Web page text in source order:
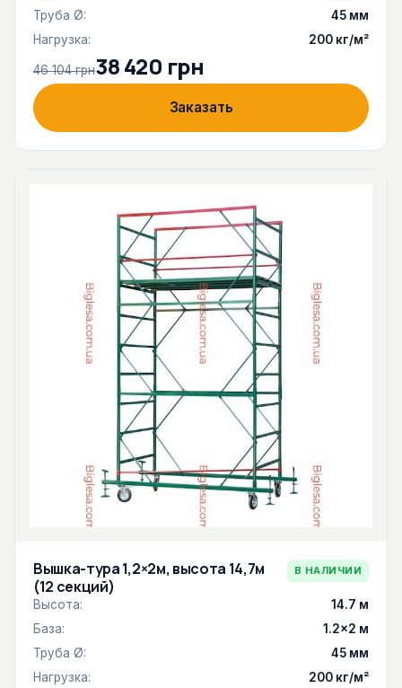
Труба Ø:
45 мм
Нагрузка:
200 кг/м²
46 104 грн38 420 грн
Заказать
Вышка-тура 1,2×2м, высота 14,7м
(12 секций)
В НАЛИЧИИ
Высота:
14.7 м
База:
1.2×2 м
Труба Ø:
45 мм
Нагрузка:
200 кг/м²